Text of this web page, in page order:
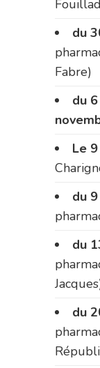
du
Fabre)
du
Le
du
du
du